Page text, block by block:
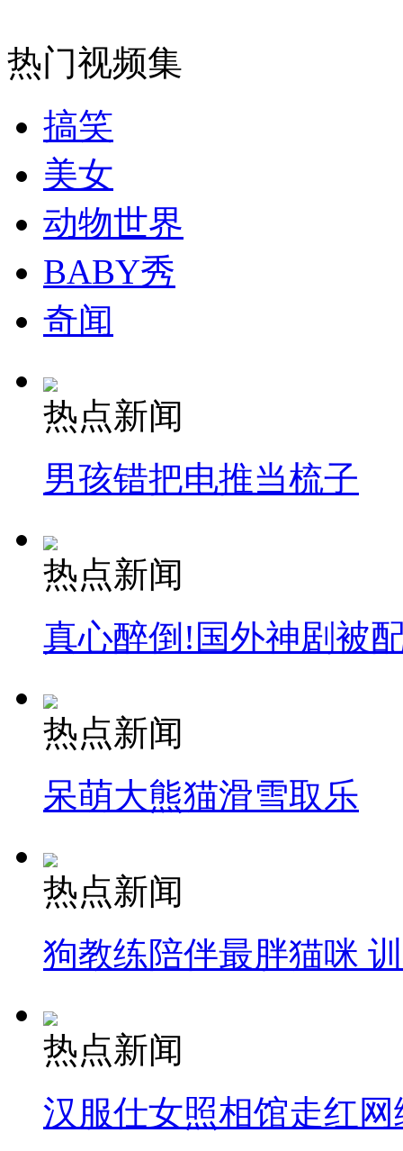
走！跟着总书记去植树
消防员救轻生者
司机酒驾遇交警 急速倒车逃窜
热门视频集
搞笑
美女
动物世界
BABY秀
奇闻
热点新闻
男孩错把电推当梳子
热点新闻
真心醉倒!国外神剧被
热点新闻
呆萌大熊猫滑雪取乐
热点新闻
狗教练陪伴最胖猫咪
热点新闻
汉服仕女照相馆走红网